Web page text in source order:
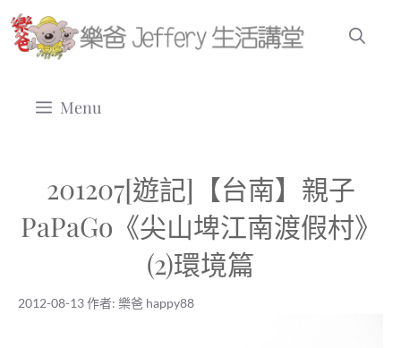
跳
至
Menu
201207[遊記]【台南】親子
PaPaGo《尖山埤江南渡假村》
(2)環境篇
2012-08-13
2012-08-13作者: 樂爸 happy88